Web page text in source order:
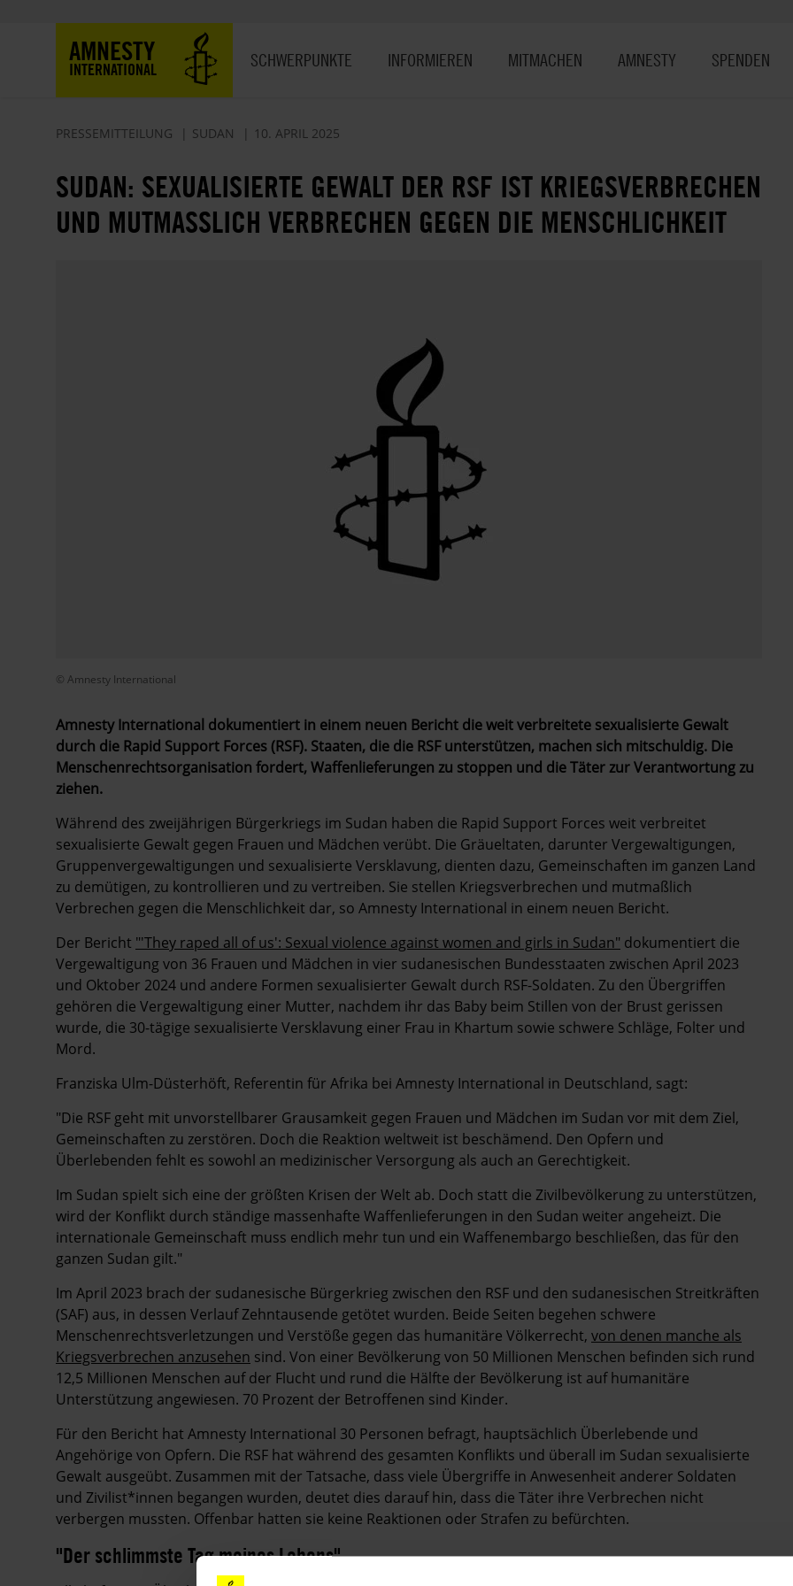
AMNESTY
INTERNATIONAL SCHWERPUNKTE INFORMIEREN MITMACHEN AMNESTY SPENDEN
PRESSEMITTEILUNG SUDAN 10. APRIL 2025
SUDAN: SEXUALISIERTE GEWALT DER RSF IST KRIEGSVERBRECHEN
UND MUTMASSLICH VERBRECHEN GEGEN DIE MENSCHLICHKEIT
© Amnesty International
Amnesty International dokumentiert in einem neuen Bericht die weit verbreitete sexualisierte Gewalt
durch die Rapid Support Forces (RSF). Staaten, die die RSF unterstützen, machen sich mitschuldig. Die
Menschenrechtsorganisation fordert, Waffenlieferungen zu stoppen und die Täter zur Verantwortung zu
ziehen.
Während des zweijährigen Bürgerkriegs im Sudan haben die Rapid Support Forces weit verbreitet
sexualisierte Gewalt gegen Frauen und Mädchen verübt. Die Gräueltaten, darunter Vergewaltigungen,
Gruppenvergewaltigungen und sexualisierte Versklavung, dienten dazu, Gemeinschaften im ganzen Land
zu demütigen, zu kontrollieren und zu vertreiben. Sie stellen Kriegsverbrechen und mutmaßlich
Verbrechen gegen die Menschlichkeit dar, so Amnesty International in einem neuen Bericht.
Der Bericht "'They raped all of us': Sexual violence against women and girls in Sudan" dokumentiert die
Vergewaltigung von 36 Frauen und Mädchen in vier sudanesischen Bundesstaaten zwischen April 2023
und Oktober 2024 und andere Formen sexualisierter Gewalt durch RSF-Soldaten. Zu den Übergriffen
gehören die Vergewaltigung einer Mutter, nachdem ihr das Baby beim Stillen von der Brust gerissen
wurde, die 30-tägige sexualisierte Versklavung einer Frau in Khartum sowie schwere Schläge, Folter und
Mord.
Franziska Ulm-Düsterhöft, Referentin für Afrika bei Amnesty International in Deutschland, sagt:
"Die RSF geht mit unvorstellbarer Grausamkeit gegen Frauen und Mädchen im Sudan vor mit dem Ziel,
Gemeinschaften zu zerstören. Doch die Reaktion weltweit ist beschämend. Den Opfern und
Überlebenden fehlt es sowohl an medizinischer Versorgung als auch an Gerechtigkeit.
Im Sudan spielt sich eine der größten Krisen der Welt ab. Doch statt die Zivilbevölkerung zu unterstützen,
wird der Konflikt durch ständige massenhafte Waffenlieferungen in den Sudan weiter angeheizt. Die
internationale Gemeinschaft muss endlich mehr tun und ein Waffenembargo beschließen, das für den
ganzen Sudan gilt."
Im April 2023 brach der sudanesische Bürgerkrieg zwischen den RSF und den sudanesischen Streitkräften
(SAF) aus, in dessen Verlauf Zehntausende getötet wurden. Beide Seiten begehen schwere
Menschenrechtsverletzungen und Verstöße gegen das humanitäre Völkerrecht, von denen manche als
Kriegsverbrechen anzusehen sind. Von einer Bevölkerung von 50 Millionen Menschen befinden sich rund
12,5 Millionen Menschen auf der Flucht und rund die Hälfte der Bevölkerung ist auf humanitäre
Unterstützung angewiesen. 70 Prozent der Betroffenen sind Kinder.
Für den Bericht hat Amnesty International 30 Personen befragt, hauptsächlich Überlebende und
Angehörige von Opfern. Die RSF hat während des gesamten Konflikts und überall im Sudan sexualisierte
Gewalt ausgeübt. Zusammen mit der Tatsache, dass viele Übergriffe in Anwesenheit anderer Soldaten
und Zivilist*innen begangen wurden, deutet dies darauf hin, dass die Täter ihre Verbrechen nicht
verbergen mussten. Offenbar hatten sie keine Reaktionen oder Strafen zu befürchten.
"Der schlimmste Tag meines Lebens"